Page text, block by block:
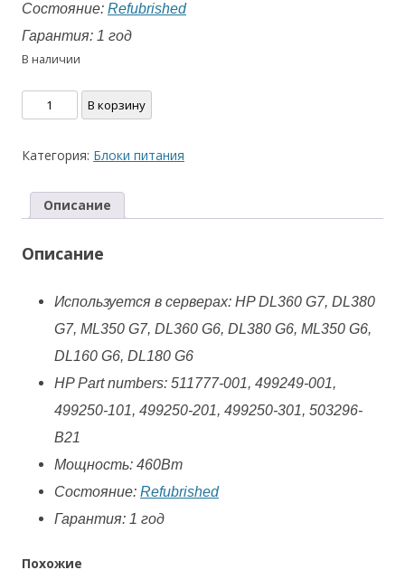
Состояние: Refubrished
Гарантия: 1 год
В наличии
Количество
товара
питания
DL360/380
460ВТ
001
В корзину
Категория: Блоки питания
Описание
Описание
Используется в серверах: HP DL360 G7, DL380
G7, ML350 G7, DL360 G6, DL380 G6, ML350 G6,
DL160 G6, DL180 G6
HP Part numbers: 511777-001, 499249-001,
499250-101, 499250-201, 499250-301, 503296-
B21
Мощность: 460Вт
Состояние: Refubrished
Гарантия: 1 год
Похожие